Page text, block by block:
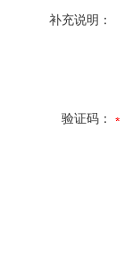
补充说明：
验证码：